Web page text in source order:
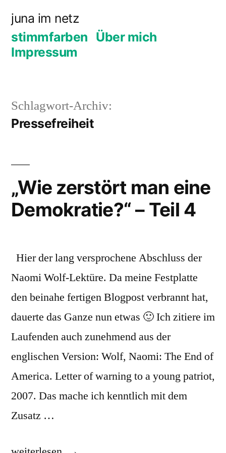
Inhalt
springen
juna im netz
stimmfarben Über mich
Impressum
Schlagwort-Archiv:
Pressefreiheit
„Wie zerstört man eine
Demokratie?“ – Teil 4
Hier der lang versprochene Abschluss der
Naomi Wolf-Lektüre. Da meine Festplatte
den beinahe fertigen Blogpost verbrannt hat,
dauerte das Ganze nun etwas 🙂 Ich zitiere im
Laufenden auch zunehmend aus der
englischen Version: Wolf, Naomi: The End of
America. Letter of warning to a young patriot,
2007. Das mache ich kenntlich mit dem
Zusatz …